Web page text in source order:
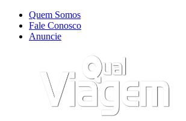
Quem Somos
Fale Conosco
Anuncie